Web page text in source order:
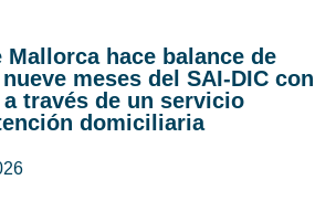
Mallorca hace balance de
meses del SAI-DIC con
través de un servicio
domiciliaria